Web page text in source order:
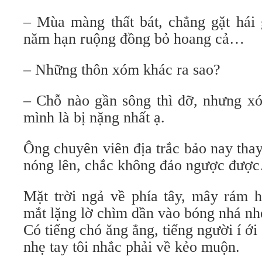
– Mùa màng thất bát, chẳng gặt
năm hạn ruộng đồng bỏ hoang cả…
– Những thôn xóm khác ra sao?
– Chỗ nào gần sông thì đỡ, nhưng
mình là bị nặng nhất ạ.
Ông chuyên viên địa trắc bảo nay
nóng lên, chắc không đảo ngược
Mặt trời ngả về phía tây, mây rám
mắt lặng lờ chìm dần vào bóng nhá
Có tiếng chó ăng ẳng, tiếng người í
nhẹ tay tôi nhắc phải về kẻo muộn.